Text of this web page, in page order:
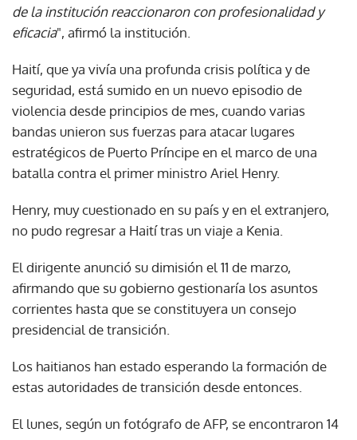
de la institución reaccionaron con profesionalidad y
eficacia", afirmó la institución.
Haití, que ya vivía una profunda crisis política y de
seguridad, está sumido en un nuevo episodio de
violencia desde principios de mes, cuando varias
bandas unieron sus fuerzas para atacar lugares
estratégicos de Puerto Príncipe en el marco de una
batalla contra el primer ministro Ariel Henry.
Henry, muy cuestionado en su país y en el extranjero,
no pudo regresar a Haití tras un viaje a Kenia.
El dirigente anunció su dimisión el 11 de marzo,
afirmando que su gobierno gestionaría los asuntos
corrientes hasta que se constituyera un consejo
presidencial de transición.
Los haitianos han estado esperando la formación de
estas autoridades de transición desde entonces.
El lunes, según un fotógrafo de AFP, se encontraron 14